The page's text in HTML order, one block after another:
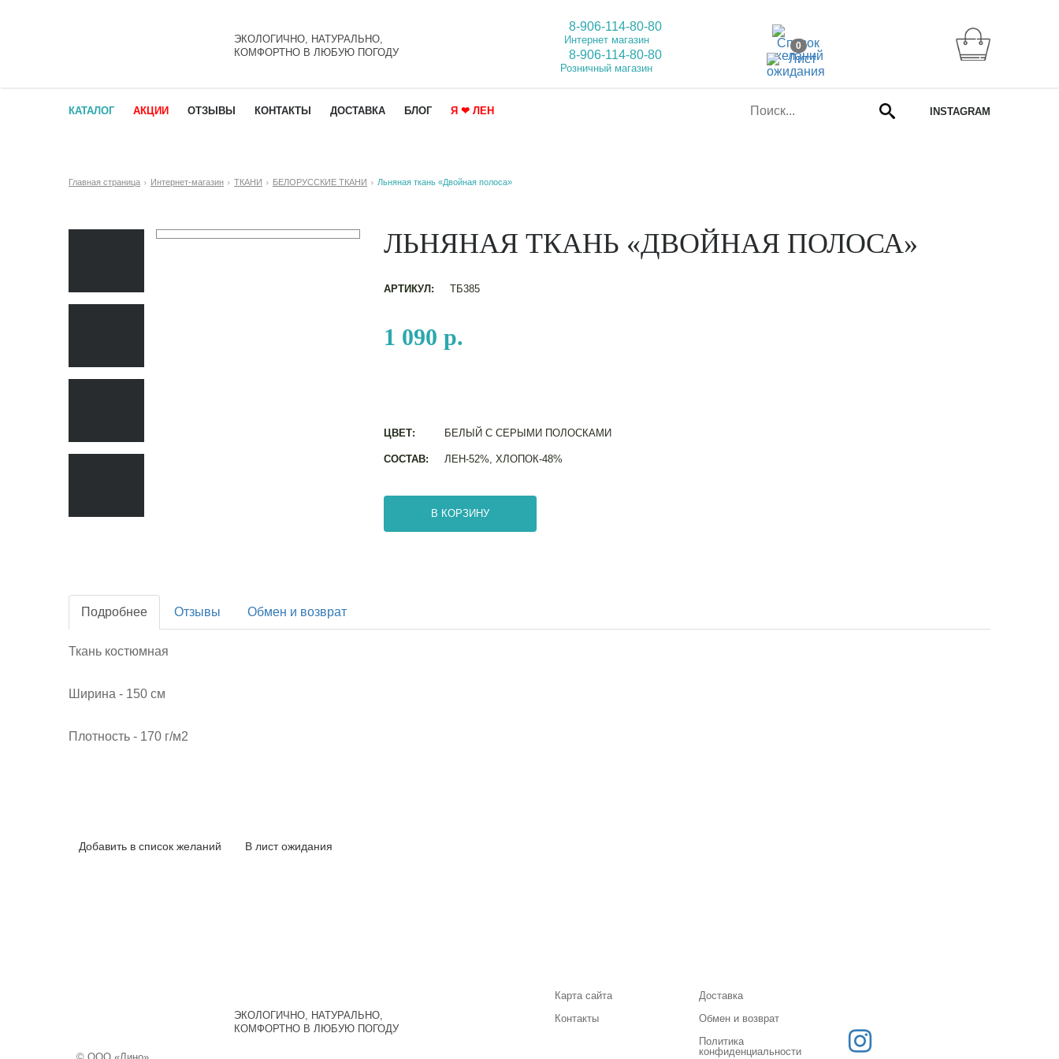
ЭКОЛОГИЧНО, НАТУРАЛЬНО,
КОМФОРТНО В ЛЮБУЮ ПОГОДУ
8-906-114-80-80
Интернет магазин
8-906-114-80-80
Розничный магазин
0
INSTAGRAM
КАТАЛОГ АКЦИИ ОТЗЫВЫ КОНТАКТЫ ДОСТАВКА БЛОГ Я ❤ ЛЕН
Главная страница Интернет-магазин ТКАНИ БЕЛОРУССКИЕ ТКАНИ Льняная ткань «Двойная полоса»
ЛЬНЯНАЯ ТКАНЬ «ДВОЙНАЯ ПОЛОСА»
АРТИКУЛ: ТБ385
1 090 р.
ЦВЕТ: БЕЛЫЙ С СЕРЫМИ ПОЛОСКАМИ
СОСТАВ: ЛЕН-52%, ХЛОПОК-48%
В КОРЗИНУ
Подробнее Отзывы Обмен и возврат
Ткань костюмная
Ширина - 150 см
Плотность - 170 г/м2
Добавить в список желаний В лист ожидания
ЭКОЛОГИЧНО, НАТУРАЛЬНО,
КОМФОРТНО В ЛЮБУЮ ПОГОДУ
Карта сайта
Контакты
Доставка
Обмен и возврат
Политика
конфиденциальности